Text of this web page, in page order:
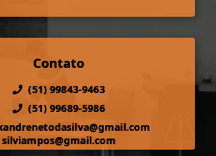
Contato
(51) 99843-9463
(51) 99689-5986
silviampos@gmail.com